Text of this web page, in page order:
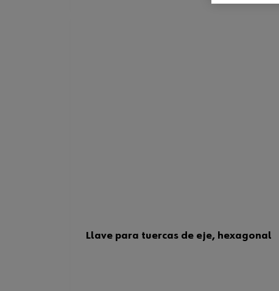
Llave para tuercas de eje, hexagonal